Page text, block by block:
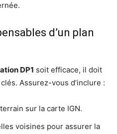
d’un plan
DP1 soit efficace, il doit
Assurez-vous d’inclure :
sur la carte IGN.
voisines pour assurer la